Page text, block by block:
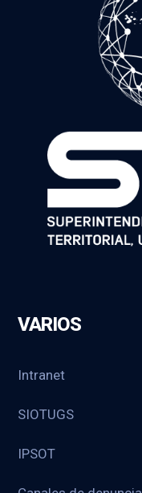
VARIOS
Intranet
SIOTUGS
IPSOT